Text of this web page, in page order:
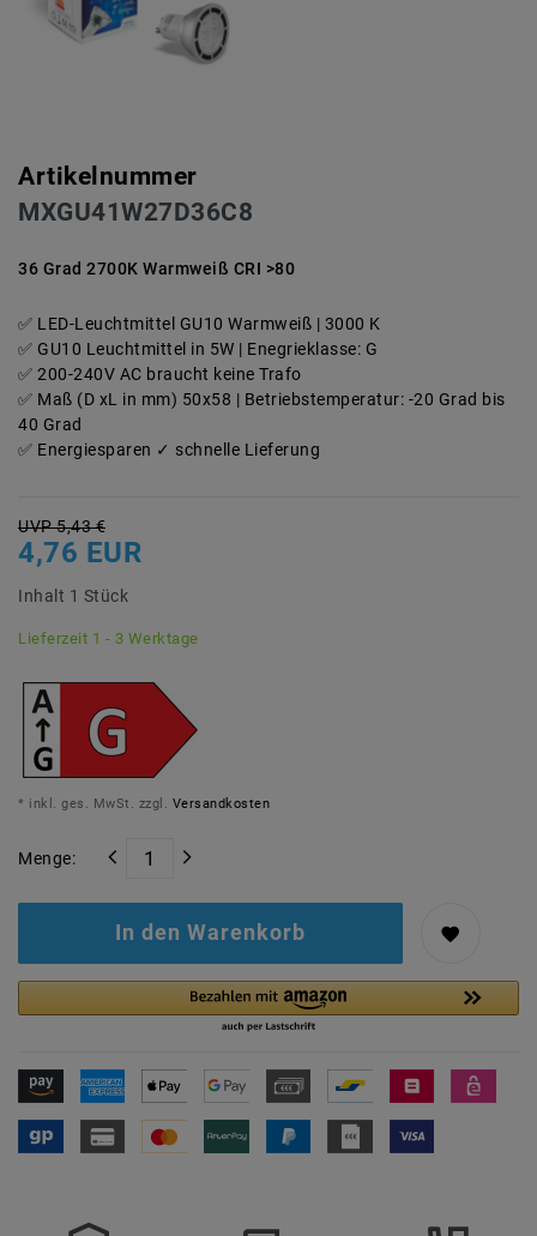
Artikelnummer
MXGU41W27D36C8
36 Grad 2700K Warmweiß CRI >80
LED-Leuchtmittel GU10 Warmweiß | 3000 K
GU10 Leuchtmittel in 5W | Enegrieklasse: G
200-240V AC braucht keine Trafo
Maß (D xL in mm) 50x58 | Betriebstemperatur: -20 Grad bis
40 Grad
Energiesparen ✓ schnelle Lieferung
UVP 5,43 €
4,76 EUR
Inhalt 1 Stück
Lieferzeit 1 - 3 Werktage
* inkl. ges. MwSt. zzgl. Versandkosten
Menge:
In den Warenkorb